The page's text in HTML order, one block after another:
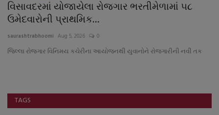
વિસાવદરમાં યોજાયેલા રોજગાર ભરતીમેળામાં ૫૮
ઉમેદવારોની પ્રાથમિક...
saurashtrabhoomi Aug 5, 2026 0
જિલ્લા રોજગાર વિનિમય કચેરીના આયોજનથી યુવાનોને રોજગારીની નવી તક
TAGS